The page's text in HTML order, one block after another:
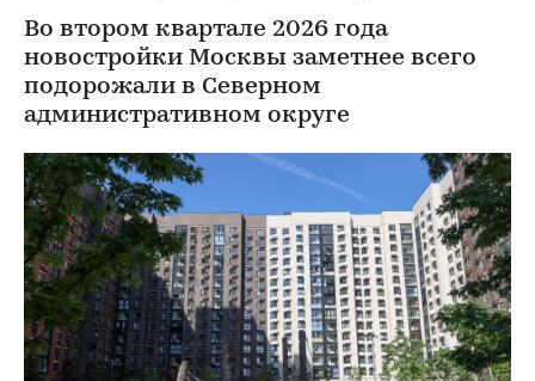
Во втором квартале 2026 года
новостройки Москвы заметнее всего
подорожали в Северном
административном округе